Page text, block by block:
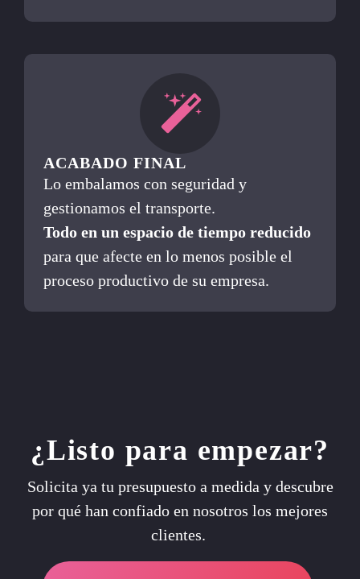
ACABADO FINAL
Lo embalamos con seguridad y
gestionamos el transporte.
Todo en un espacio de tiempo reducido
para que afecte en lo menos posible el
proceso productivo de su empresa.
¿Listo para empezar?
Solicita ya tu presupuesto a medida y descubre
por qué han confiado en nosotros los mejores
clientes.